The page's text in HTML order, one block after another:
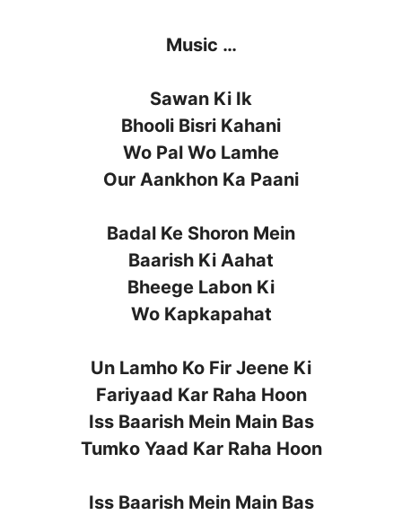
Music …
Sawan Ki Ik
Bhooli Bisri Kahani
Wo Pal Wo Lamhe
Our Aankhon Ka Paani
Badal Ke Shoron Mein
Baarish Ki Aahat
Bheege Labon Ki
Wo Kapkapahat
Un Lamho Ko Fir Jeene Ki
Fariyaad Kar Raha Hoon
Iss Baarish Mein Main Bas
Tumko Yaad Kar Raha Hoon
Iss Baarish Mein Main Bas